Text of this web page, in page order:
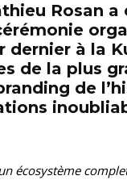
Rosan a
dernier à la
de la plus
de
écosystème